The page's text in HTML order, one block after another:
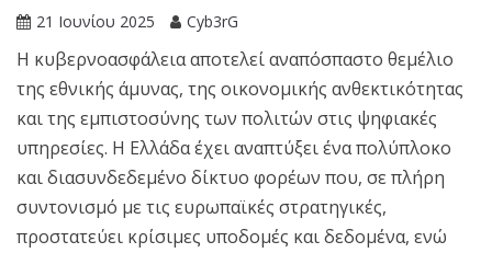
21 Ιουνίου 2025 Cyb3rG
Η κυβερνοασφάλεια αποτελεί αναπόσπαστο θεμέλιο
της εθνικής άμυνας, της οικονομικής ανθεκτικότητας
και της εμπιστοσύνης των πολιτών στις ψηφιακές
υπηρεσίες. Η Ελλάδα έχει αναπτύξει ένα πολύπλοκο
και διασυνδεδεμένο δίκτυο φορέων που, σε πλήρη
συντονισμό με τις ευρωπαϊκές στρατηγικές,
προστατεύει κρίσιμες υποδομές και δεδομένα, ενώ